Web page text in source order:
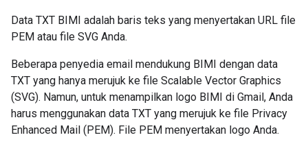
Data TXT BIMI adalah baris teks yang menyertakan URL file
PEM atau file SVG Anda.
Beberapa penyedia email mendukung BIMI dengan data
TXT yang hanya merujuk ke file Scalable Vector Graphics
(SVG). Namun, untuk menampilkan logo BIMI di Gmail, Anda
harus menggunakan data TXT yang merujuk ke file Privacy
Enhanced Mail (PEM). File PEM menyertakan logo Anda.